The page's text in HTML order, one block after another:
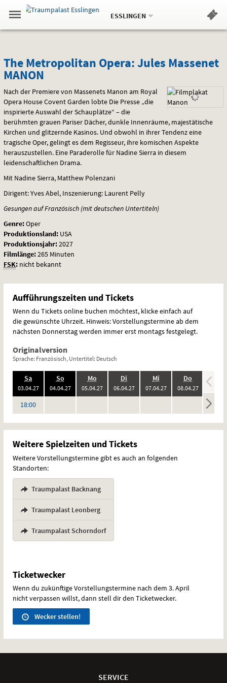
Springe
zum
,zum
.
Navigation
Gehe
zur
Standortauswahl
Standort:
ESSLINGEN.
Hinweis
The
Metropolitan
Opera:
Jules
Massenet
MANON
The Metropolitan Opera: Jules Massenet
MANON
Nach der Premiere von Massenets Manon am Royal
Opera House Covent Garden lobte Die Presse „die
inspirierte Auswahl der Schauplätze“ – die
berühmten grauen Pariser Dächer, dunkle Innenräume, majestätische
Kirchen und glitzernde Kasinos. Und obwohl in ihrer Tendenz eine
tragische Oper, gelingt es dem Regisseur, ihre komischen Aspekte
herauszustellen. Eine Paraderolle für Nadine Sierra in diesem
leidenschaftlichen Drama.
Mit Nadine Sierra, Matthew Polenzani
Dirigent: Yves Abel, Inszenierung: Laurent Pelly
Gesungen auf Französisch (mit deutschen Untertiteln)
Genre:Oper
Produktionsland: USA
Produktionsjahr:2027
Filmlänge:265 Minuten
FSK: nicht bekannt
Aufführungszeiten und Tickets
Wenn du Tickets online buchen möchtest, klicke einfach auf
die gewünschte Uhrzeit. Hinweis: Vorstellungstermine ab dem
nächsten Donnerstag werden immer erst montags festgelegt.
Originalversion
Sprache: Französisch, Untertitel: Deutsch
Sa.,
03.04.20
27:
18:00Uhr
So.,
04.04.20
27:
Vorstellungen
Mo.,
05.04.20
27:
Vorstellungen
Di
06.04.20
27:
Vorstellungen
Mi.,
07.04.20
27:
Vorstellungen
Do
08.04.20
27:
Vorstellungen
09.04.
keine
Weitere Spielzeiten und Tickets
Weitere Vorstellungstermine gibt es auch an folgenden
Standorten:
Traumpalast Backnang
Traumpalast Leonberg
Traumpalast Schorndorf
Ticketwecker
Wenn du zukünftige Vorstellungstermine nach dem 3. April
nicht verpassen willst, dann stell dir den Ticketwecker.
Wecker stellen!
SERVICE